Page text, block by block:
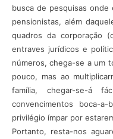
busca de pesquisas
pensionistas, além
quadros da corporação
entraves jurídicos e
números, chega-se a um
pouco, mas ao
família, chegar-se-á
convencimentos boca-
privilégio ímpar por
Portanto, resta-nos